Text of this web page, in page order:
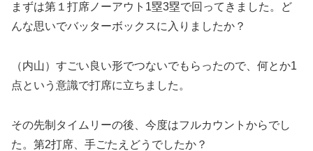
まずは第１打席ノーアウト1塁3塁で回ってきました。ど
んな思いでバッターボックスに入りましたか？
（内山）すごい良い形でつないでもらったので、何とか1
点という意識で打席に立ちました。
その先制タイムリーの後、今度はフルカウントからでし
た。第2打席、手ごたえどうでしたか？